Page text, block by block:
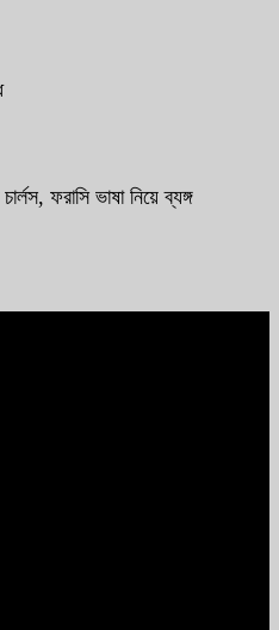
ফরাসি ভাষা নিয়ে ব্যঙ্গ